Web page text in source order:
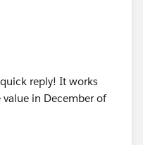
reply! It works
in December of